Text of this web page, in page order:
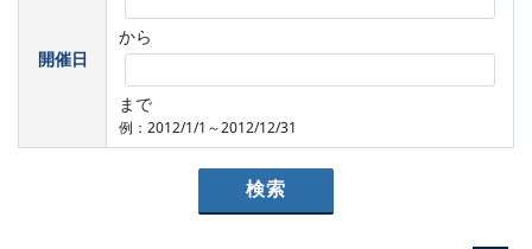
開催日
から
まで
例：2012/1/1～2012/12/31